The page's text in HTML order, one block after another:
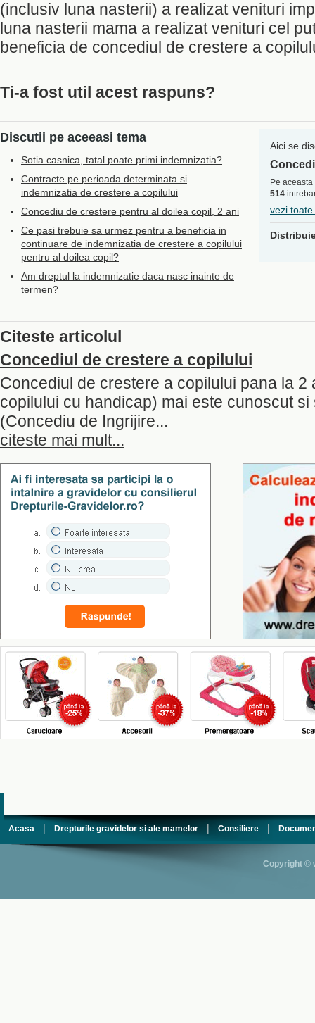
(inclusiv luna nasterii) a realizat venituri
luna nasterii mama a realizat venituri cel
beneficia de concediul de crestere a
Ti-a fost util acest raspuns?
Discutii pe aceeasi tema
Sotia casnica, tatal poate primi indemnizatia?
Contracte pe perioada determinata si
indemnizatia de crestere a copilului
Concediu de crestere pentru al doilea copil, 2 ani
Ce pasi trebuie sa urmez pentru a beneficia in
continuare de indemnizatia de crestere a copilului
pentru al doilea copil?
Am dreptul la indemnizatie daca nasc inainte de
termen?
Aici se
Pe
514
vezi
Citeste articolul
Concediul de crestere a copilului
Concediul de crestere a copilului pana la 2
copilului cu handicap) mai este cunoscut
(Concediu de Ingrijire...
citeste mai mult...
Acasa |Drepturile gravidelor si ale mamelor |Consiliere |
Copyright ©